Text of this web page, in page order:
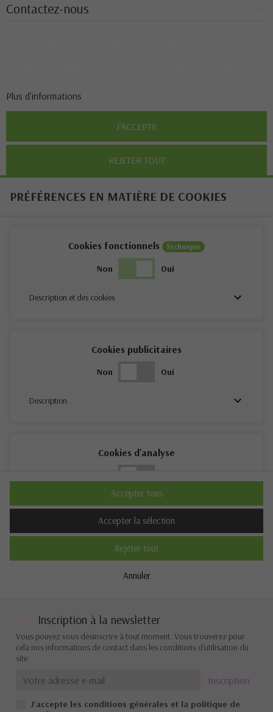
Contactez-nous
Plus d'informations
REJETER TOUT
J'ACCEPTE
PRÉFÉRENCES EN MATIÈRE DE COOKIES
Cookies fonctionnels Technique
Non Oui
Description et des cookies
Cookies publicitaires
Non Oui
Description
Cookies d'analyse
Description
Cookies de performance
Non
Annuler
Rejeter tout
Accepter la sélection
Accepter tous
Inscription à la newsletter
Vous pouvez vous désinscrire à tout moment. Vous trouverez pour
cela nos informations de contact dans les conditions d'utilisation du
site.
J'accepte les conditions générales et la politique de